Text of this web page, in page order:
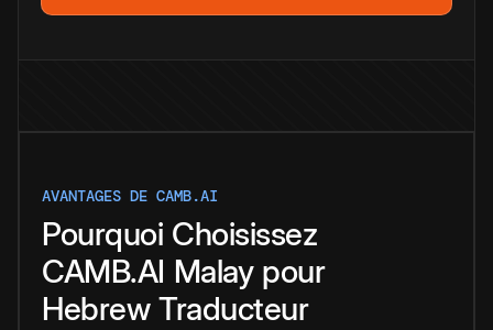
AVANTAGES DE CAMB.AI
Pourquoi Choisissez
CAMB.AI Malay pour
Hebrew Traducteur